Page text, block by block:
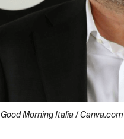
Good Morning Italia / Canva.com